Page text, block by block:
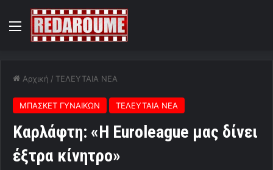
Menu
Αρχική / ΤΕΛΕΥΤΑΙΑ ΝΕΑ
ΜΠΑΣΚΕΤ ΓΥΝΑΙΚΩΝ ΤΕΛΕΥΤΑΙΑ ΝΕΑ
Καρλάφτη: «Η Euroleague μας δίνει
έξτρα κίνητρο»